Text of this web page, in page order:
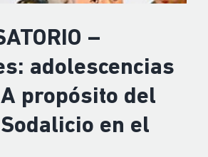
–
adolescencias
propósito del
en el